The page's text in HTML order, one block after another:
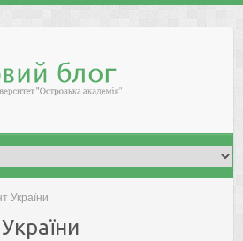
України